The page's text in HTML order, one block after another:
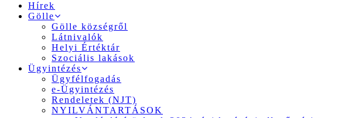
Hírek
Gölle
Gölle községről
Látnivalók
Helyi Értéktár
Szociális lakások
Ügyintézés
Ügyfélfogadás
e-Ügyintézés
Rendeletek (NJT)
NYILVÁNTARTÁSOK